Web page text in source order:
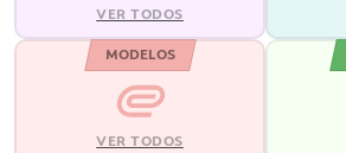
VER TODOS
MODELOS
VER TODOS